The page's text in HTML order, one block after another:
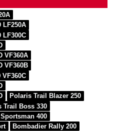
LF250A
LF300C
VF360A
VF360B
VF360C
Polaris Trail Blazer 250
Trail Boss 330
400
Bombadier Rally 200